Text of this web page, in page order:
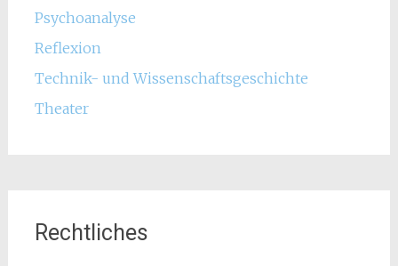
Psychoanalyse
Reflexion
Technik- und Wissenschaftsgeschichte
Theater
Rechtliches